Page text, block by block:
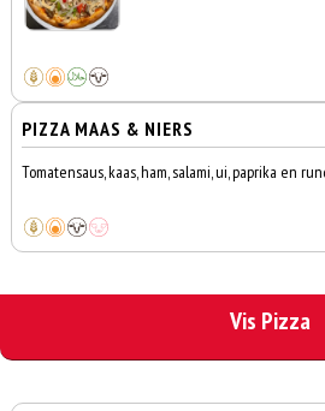
PIZZA MAAS & NIERS
Tomatensaus, kaas, ham, salami, ui, paprika en
Vis Pizza